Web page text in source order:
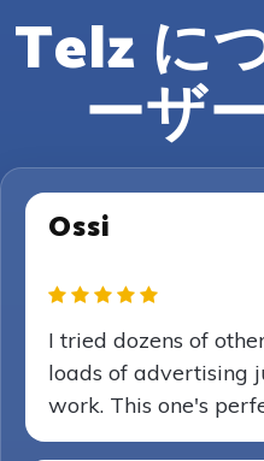
Telz に
ーザ
Ossi
I tried dozens of
loads of advertising
work. This one's